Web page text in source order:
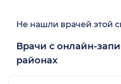
Не нашли врачей этой
Врачи с онлайн-
районах